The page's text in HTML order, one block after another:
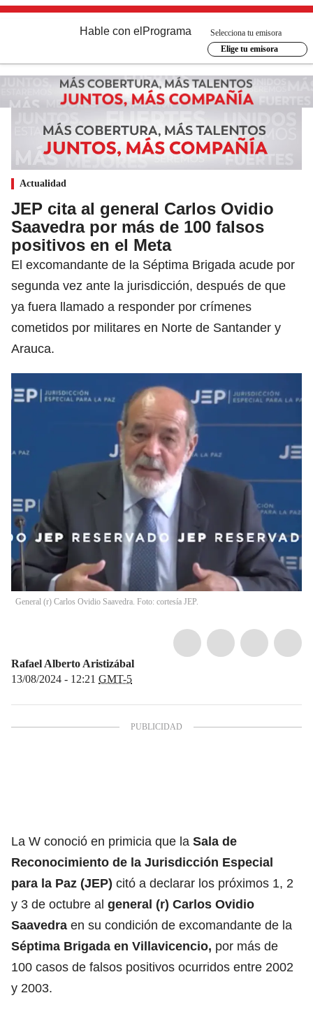
Hable con el Programa
Selecciona tu emisora
Elige tu emisora
Actualidad
JEP cita al general Carlos Ovidio
Saavedra por más de 100 falsos
positivos en el Meta
El excomandante de la Séptima Brigada acude por
segunda vez ante la jurisdicción, después de que
ya fuera llamado a responder por crímenes
cometidos por militares en Norte de Santander y
Arauca.
General (r) Carlos Ovidio Saavedra. Foto: cortesía JEP.
Rafael Alberto Aristizábal
13/08/2024 - 12:21 GMT-5
La W conoció en primicia que la Sala de
Reconocimiento de la Jurisdicción Especial
para la Paz (JEP) citó a declarar los próximos 1, 2
y 3 de octubre al general (r) Carlos Ovidio
Saavedra en su condición de excomandante de la
Séptima Brigada en Villavicencio, por más de
100 casos de falsos positivos ocurridos entre 2002
y 2003.